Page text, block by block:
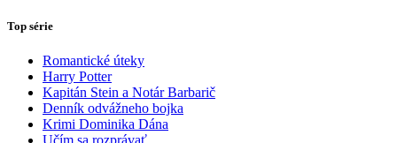
Top série
Romantické úteky
Harry Potter
Kapitán Stein a Notár Barbarič
Denník odvážneho bojka
Krimi Dominika Dána
Učím sa rozprávať